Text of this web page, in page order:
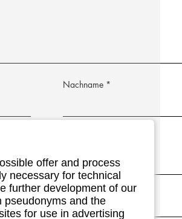
Nachname
offer and process
necessary for technical
further development of our
pseudonyms and the
for use in advertising